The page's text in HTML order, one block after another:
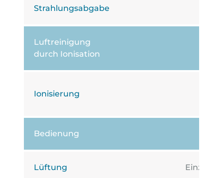
Strahlungsabgabe
Luftreinigung
durch Ionisation
Ionisierung
Bedienung
Lüftung